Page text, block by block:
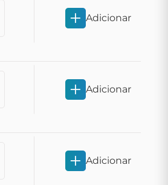
Adicionar
Adicionar
Adicionar